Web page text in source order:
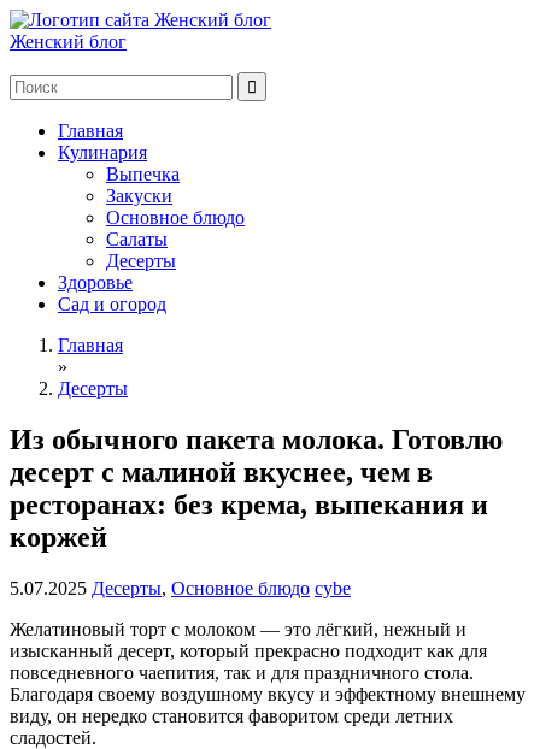
Женский блог
Главная
Кулинария
Выпечка
Закуски
Основное блюдо
Салаты
Десерты
Здоровье
Сад и огород
Главная
»
Десерты
Из обычного пакета молока. Готовлю
десерт с малиной вкуснее, чем в
ресторанах: без крема, выпекания и
коржей
5.07.2025 Десерты, Основное блюдо cybe
Желатиновый торт с молоком — это лёгкий, нежный и
изысканный десерт, который прекрасно подходит как для
повседневного чаепития, так и для праздничного стола.
Благодаря своему воздушному вкусу и эффектному внешнему
виду, он нередко становится фаворитом среди летних
сладостей.